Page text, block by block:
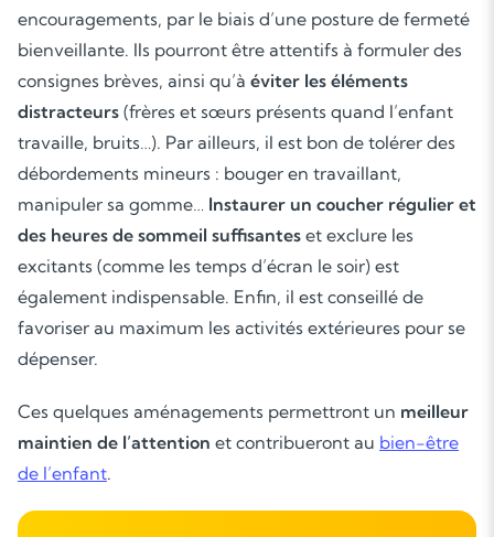
encouragements, par le biais d’une posture de fermeté
bienveillante. Ils pourront être attentifs à formuler des
consignes brèves, ainsi qu’à éviter les éléments
distracteurs (frères et sœurs présents quand l’enfant
travaille, bruits…). Par ailleurs, il est bon de tolérer des
débordements mineurs : bouger en travaillant,
manipuler sa gomme… Instaurer un coucher régulier et
des heures de sommeil suffisantes et exclure les
excitants (comme les temps d’écran le soir) est
également indispensable. Enfin, il est conseillé de
favoriser au maximum les activités extérieures pour se
dépenser.
Ces quelques aménagements permettront un meilleur
maintien de l’attention et contribueront au bien-être
de l’enfant.